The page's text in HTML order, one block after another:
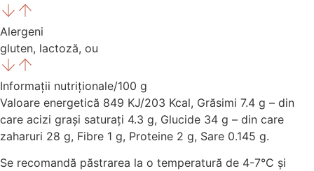
Alergeni
gluten, lactoză, ou
Informații nutriționale/100 g
Valoare energetică 849 KJ/203 Kcal, Grăsimi 7.4 g – din
care acizi grași saturați 4.3 g, Glucide 34 g – din care
zaharuri 28 g, Fibre 1 g, Proteine 2 g, Sare 0.145 g.
Se recomandă păstrarea la o temperatură de 4-7°C și